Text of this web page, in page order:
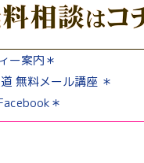
ー案内＊
無料メール講座 ＊
＊